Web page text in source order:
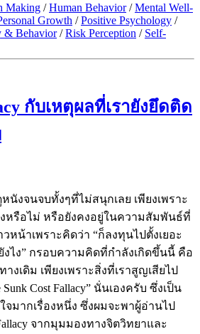
Making /Human Behavior/Mental Well-
Growth /Positive Psychology /
& Behavior/Risk Perception / Self-
กับเหตุผลที่เรายังยึดติด
นังจนจบทั้งๆที่ไม่สนุกเลย เพียงเพราะ
หรือไม่ หรือยังคงอยู่ในความสัมพันธ์ที่
หน้าเพราะคิดว่า “ก็ลงทุนไปตั้งเยอะ
งไง” กรอบความคิดที่กำลังเกิดขึ้นนี้ คือ
งเดิม เพียงเพราะสิ่งที่เราสูญเสียไป
Cost Fallacy” นั่นเองครับ ซึ่งเป็น
มากเรื่องหนึ่ง ซึ่งผมจะพาผู้อ่านไป
จากมุมมองทางจิตวิทยาและ